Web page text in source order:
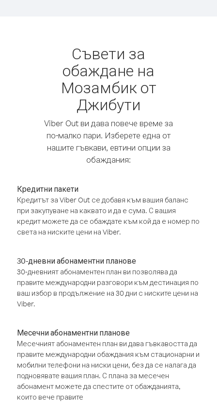
Съвети за
обаждане на
Мозамбик от
Джибути
Viber Out ви дава повече време за
по-малко пари. Изберете една от
нашите гъвкави, евтини опции за
обаждания:
Кредитни пакети
Кредитът за Viber Out се добавя към вашия баланс
при закупуване на каквато и да е сума. С вашия
кредит можете да се обаждате към кой да е номер по
света на ниските цени на Viber.
30-дневни абонаментни планове
30-дневният абонаментен план ви позволява да
правите международни разговори към дестинация по
ваш избор в продължение на 30 дни с ниските цени на
Viber.
Месечни абонаментни планове
Месечният абонаментен план ви дава гъвкавостта да
правите международни обаждания към стационарни и
мобилни телефони на ниски цени, без да се налага да
подновявате вашия план. С плана за месечен
абонамент можете да спестите от обажданията,
които вече правите